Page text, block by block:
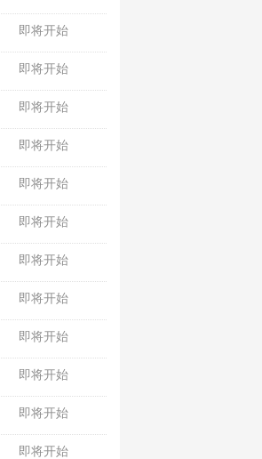
即将开始
即将开始
即将开始
即将开始
即将开始
即将开始
即将开始
即将开始
即将开始
即将开始
即将开始
即将开始